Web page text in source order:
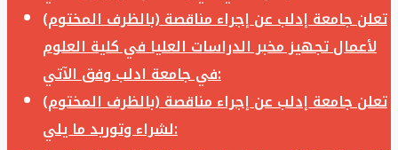
تعلن جامعة إدلب عن إجراء مناقصة (بالظرف المختوم)
لأعمال تجهيز مخبر الدراسات العليا في كلية العلوم
في جامعة ادلب وفق الآتي:
تعلن جامعة إدلب عن إجراء مناقصة (بالظرف المختوم)
لشراء وتوريد ما يلي: